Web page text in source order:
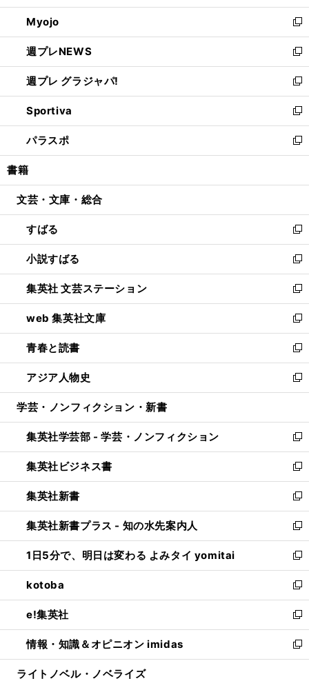
開
く
ウ
で
開
く
ン
ド
ウ
で
開
く
ウ
ィ
ン
ド
ウ
で
開
く
Myojo
新
し
い
ウ
ィ
ン
ド
ウ
で
開
週プレNEWS
新
し
い
ウ
ィ
ン
ド
ウ
開
週プレ グラジャパ!
新
し
い
ウ
ィ
ン
ウ
開
く
Sportiva
新
し
い
ウ
ン
ウ
で
開
く
パラスポ
新
し
ウ
ン
ド
ウ
で
開
く
書籍
文芸・文庫・総合
すばる
新
し
い
ウ
ィ
ン
ド
ウ
で
開
く
小説すばる
新
し
い
ウ
ィ
ン
ド
ウ
で
開
集英社 文芸ステーション
新
し
い
ウ
ィ
ン
ド
ウ
開
く
web 集英社文庫
新
し
い
ウ
ィ
ン
ウ
で
開
く
青春と読書
新
し
い
ウ
ン
ド
ウ
で
開
く
アジア人物史
新
し
ウ
ィ
ン
ド
ウ
で
開
く
学芸・ノンフィクション・新書
集英社学芸部 - 学芸・ノンフィクション
新
し
い
ウ
ィ
ン
ド
ウ
で
開
く
集英社ビジネス書
新
し
い
ウ
ィ
ン
ド
ウ
で
開
く
集英社新書
新
し
い
ウ
ィ
ン
ド
ウ
で
開
く
集英社新書プラス - 知の水先案内人
新
し
い
ウ
ィ
ン
ド
ウ
で
開
1日5分で、明日は変わる よみタイ yomitai
新
し
い
ウ
ィ
ン
ド
ウ
kotoba
新
し
い
ウ
ィ
ン
e!集英社
新
し
い
ウ
情報・知識＆オピニオン imidas
新
し
ライトノベル・ノベライズ